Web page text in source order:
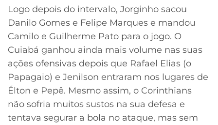
Logo depois do intervalo, Jorginho sacou
Danilo Gomes e Felipe Marques e mandou
Camilo e Guilherme Pato para o jogo. O
Cuiabá ganhou ainda mais volume nas suas
ações ofensivas depois que Rafael Elias (o
Papagaio) e Jenilson entraram nos lugares de
Élton e Pepê. Mesmo assim, o Corinthians
não sofria muitos sustos na sua defesa e
tentava segurar a bola no ataque, mas sem